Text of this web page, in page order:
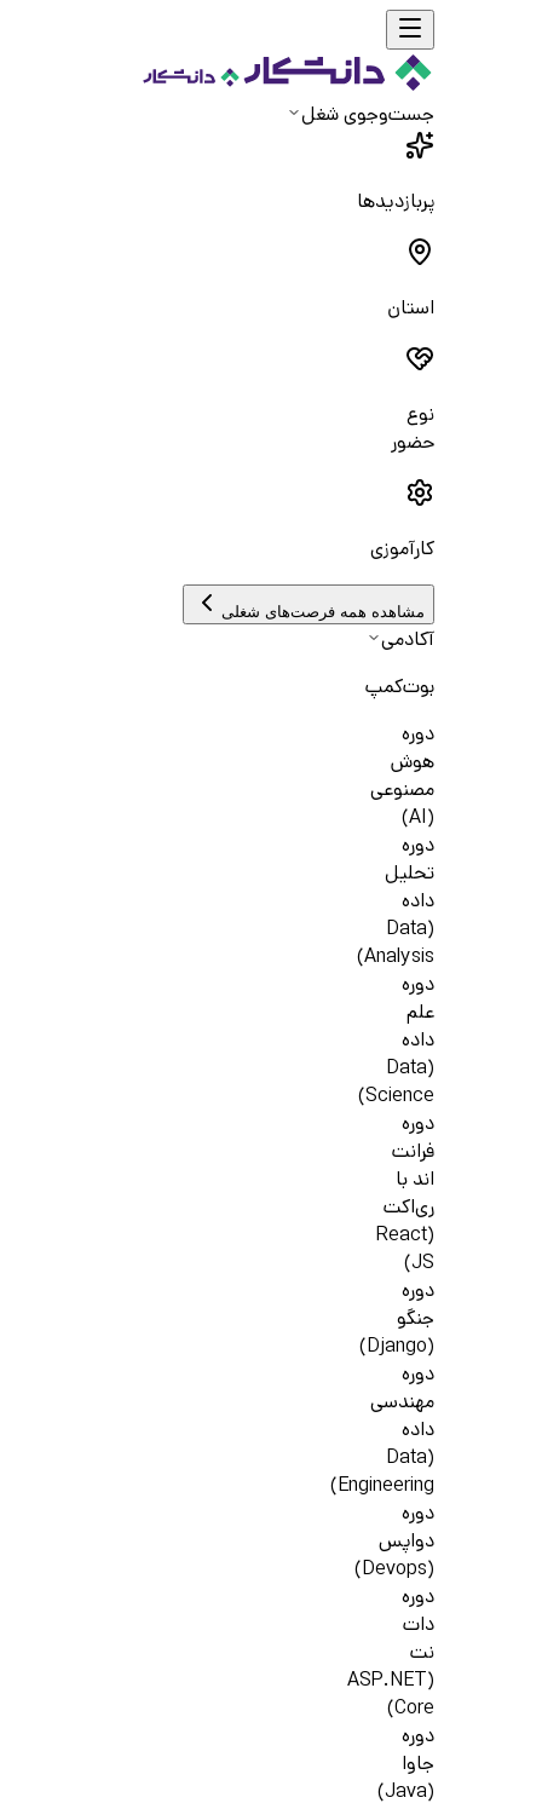
جست‌و‌جوی شغل
پربازدیدها
استان
نوع
حضور
کارآموزی
مشاهده همه فرصت‌های شغلی
آکادمی
بوت‌کمپ
دوره
هوش
مصنوعی
(AI)
دوره
تحلیل
داده
(Data
Analysis)
دوره
علم
داده
(Data
Science)
دوره
فرانت
اند با
ری‌اکت
(React
JS)
دوره
جنگو
(Django)
دوره
مهندسی
داده
(Data
Engineering)
دوره
دواپس
(Devops)
دوره
دات
نت
(ASP.NET
Core)
دوره
جاوا
(Java)